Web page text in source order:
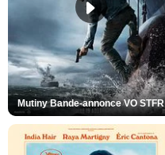
Mutiny Bande-annonce VO STFR